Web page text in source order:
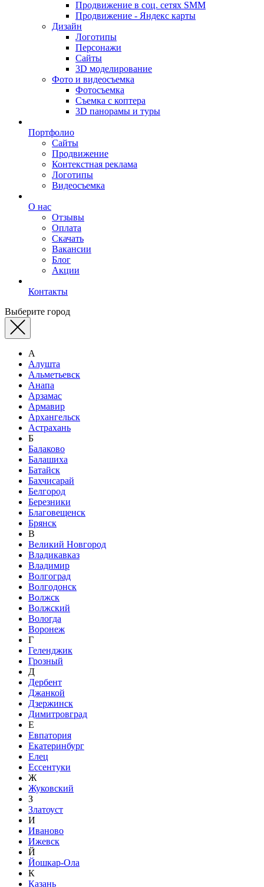
Продвижение в соц. сетях SMM
Продвижение - Яндекс карты
Дизайн
Логотипы
Персонажи
Сайты
3D моделирование
Фото и видеосъемка
Фотосъемка
Съемка с коптера
3D панорамы и туры
Портфолио
Сайты
Продвижение
Контекстная реклама
Логотипы
Видеосъемка
О нас
Отзывы
Оплата
Скачать
Вакансии
Блог
Акции
Контакты
Выберите город
А
Алушта
Альметьевск
Анапа
Арзамас
Армавир
Архангельск
Астрахань
Б
Балаково
Балашиха
Батайск
Бахчисарай
Белгород
Березники
Благовещенск
Брянск
В
Великий Новгород
Владикавказ
Владимир
Волгоград
Волгодонск
Волжск
Волжский
Вологда
Воронеж
Г
Геленджик
Грозный
Д
Дербент
Джанкой
Дзержинск
Димитровград
Е
Евпатория
Екатеринбург
Елец
Ессентуки
Ж
Жуковский
З
Златоуст
И
Иваново
Ижевск
Й
Йошкар-Ола
К
Казань